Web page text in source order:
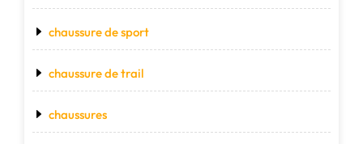
chaussure de sport
chaussure de trail
chaussures